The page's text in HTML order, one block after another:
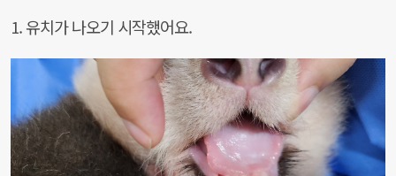
1. 유치가 나오기 시작했어요.